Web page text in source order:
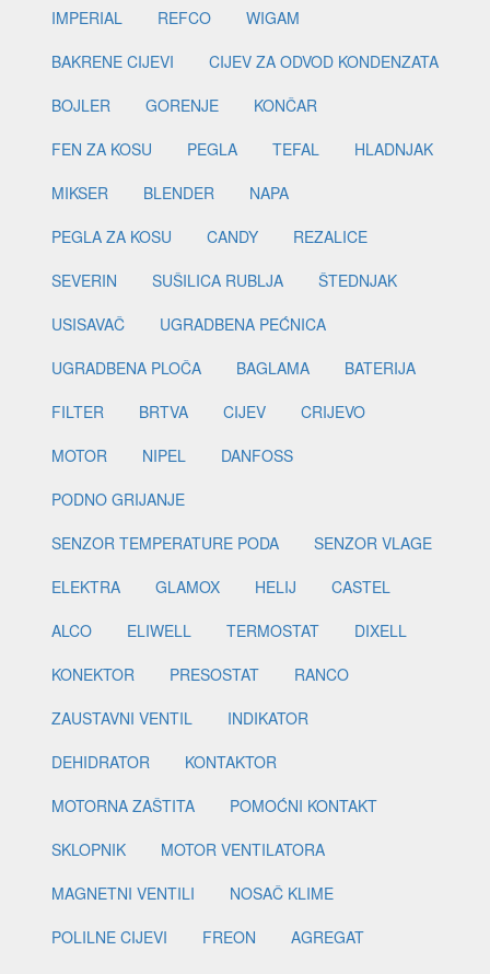
IMPERIAL
REFCO
WIGAM
BAKRENE CIJEVI
CIJEV ZA ODVOD KONDENZATA
BOJLER
GORENJE
KONČAR
FEN ZA KOSU
PEGLA TEFAL
HLADNJAK
MIKSER
BLENDER
NAPA
PEGLA ZA KOSU
CANDY
REZALICE
SEVERIN
SUŠILICA RUBLJA
ŠTEDNJAK
USISAVAČ
UGRADBENA PEĆNICA
UGRADBENA PLOČA
BAGLAMA
BATERIJA
FILTER
BRTVA CIJEV
CRIJEVO
MOTOR
NIPEL
DANFOSS
PODNO GRIJANJE
SENZOR TEMPERATURE PODA
SENZOR VLAGE
ELEKTRA
GLAMOX HELIJ
CASTEL
ALCO
ELIWELL TERMOSTAT
DIXELL
KONEKTOR
PRESOSTAT
RANCO
ZAUSTAVNI VENTIL
INDIKATOR
DEHIDRATOR
KONTAKTOR
MOTORNA ZAŠTITA
POMOĆNI KONTAKT
SKLOPNIK
MOTOR VENTILATORA
MAGNETNI VENTILI
NOSAČ KLIME
POLILNE CIJEVI
FREON
AGREGAT